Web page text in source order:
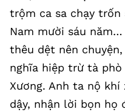
trộm ca sa chạy
Nam mười sáu
thêu dệt nên
nghĩa hiệp trừ tà phò
Xương. Anh ta nộ
dậy, nhận lời bọn họ